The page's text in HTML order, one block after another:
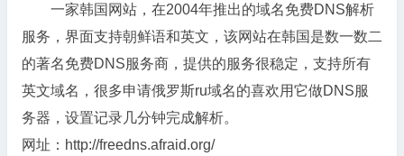
一家韩国网站，在2004年推出的域名免费DNS解析
服务，界面支持朝鲜语和英文，该网站在韩国是数一数二
的著名免费DNS服务商，提供的服务很稳定，支持所有
英文域名，很多申请俄罗斯ru域名的喜欢用它做DNS服
务器，设置记录几分钟完成解析。
网址：http://freedns.afraid.org/